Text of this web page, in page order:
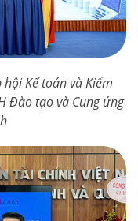
Kế toán và Kiểm
Đào tạo và Cung ứng